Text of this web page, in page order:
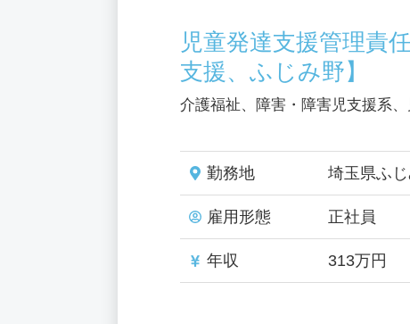
児童発達支援管理責
支援、ふじみ野】
介護福祉、障害・障害児支援系
勤務地 埼玉県ふ
雇用形態 正社員
年収 313万円